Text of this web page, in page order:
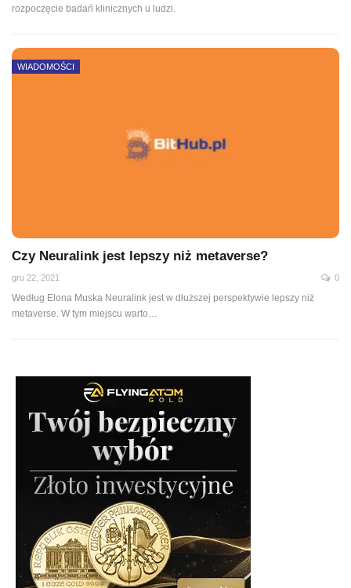
rozpoczęcie badań klinicznych u ludzi.
WIADOMOŚCI
Czy Neuralink jest lepszy niż metaverse?
gru 22, 2021 0
Według Elona Muska Neuralink jest w dłuższej perspektywie lepszy niż
metaverse. W tym miejscu warto